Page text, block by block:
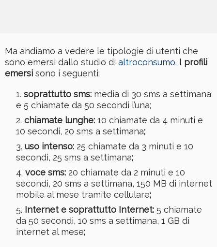
Ma andiamo a vedere le tipologie di utenti che
sono emersi dallo studio di altroconsumo. I profili
emersi sono i seguenti:
soprattutto sms: media di 30 sms a settimana
e 5 chiamate da 50 secondi l’una;
chiamate lunghe: 10 chiamate da 4 minuti e
10 secondi, 20 sms a settimana;
uso intenso: 25 chiamate da 3 minuti e 10
secondi, 25 sms a settimana;
voce sms: 20 chiamate da 2 minuti e 10
secondi, 20 sms a settimana, 150 MB di internet
mobile al mese tramite cellulare;
Internet e soprattutto Internet: 5 chiamate
da 50 secondi, 10 sms a settimana, 1 GB di
internet al mese;